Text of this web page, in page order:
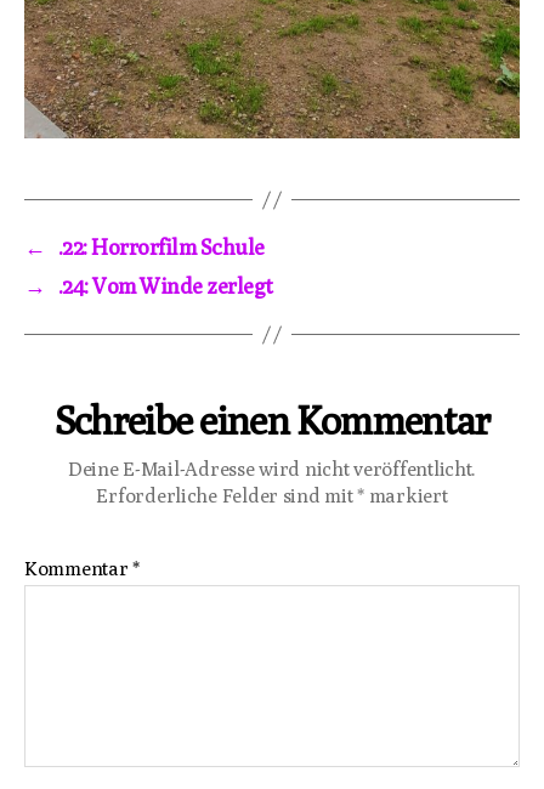
←
.22: Horrorfilm Schule
→
.24: Vom Winde zerlegt
Schreibe einen Kommentar
Deine E-Mail-Adresse wird nicht veröffentlicht.
Erforderliche Felder sind mit* markiert
Kommentar*